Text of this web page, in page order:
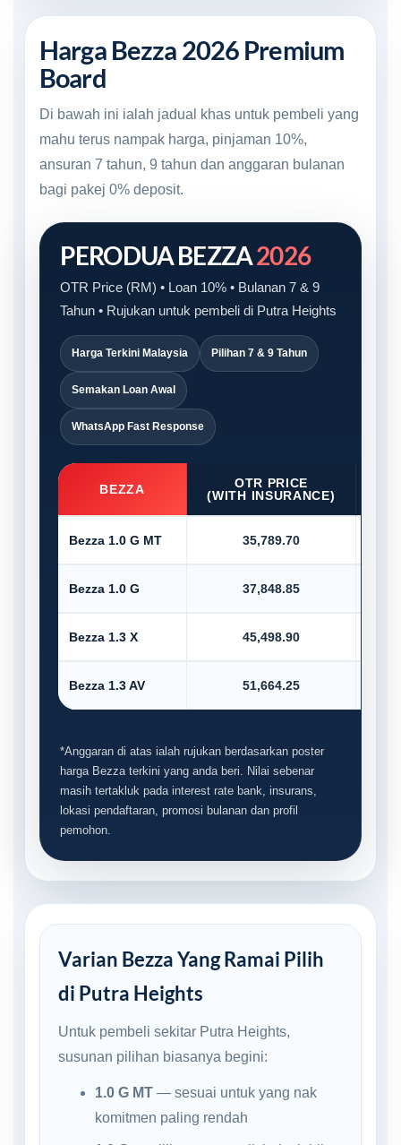
Harga Bezza 2026 Premium
Board
Di bawah ini ialah jadual khas untuk pembeli yang
mahu terus nampak harga, pinjaman 10%,
ansuran 7 tahun, 9 tahun dan anggaran bulanan
bagi pakej 0% deposit.
PERODUA BEZZA2026
OTR Price (RM) • Loan 10% • Bulanan 7 & 9
Tahun • Rujukan untuk pembeli di Putra Heights
Harga Terkini Malaysia Pilihan 7 & 9 Tahun
Semakan Loan Awal
WhatsApp Fast Response
BEZZA
OTR PRICE
(WITH INSURANCE)
Bezza 1.0 G MT 35,789.70
Bezza 1.0 G 37,848.85
Bezza 1.3 X 45,498.90
Bezza 1.3 AV 51,664.25
*Anggaran di atas ialah rujukan berdasarkan poster
harga Bezza terkini yang anda beri. Nilai sebenar
masih tertakluk pada interest rate bank, insurans,
lokasi pendaftaran, promosi bulanan dan profil
pemohon.
Varian Bezza Yang Ramai Pilih
di Putra Heights
Untuk pembeli sekitar Putra Heights,
susunan pilihan biasanya begini:
1.0 G MT— sesuai untuk yang nak
komitmen paling rendah